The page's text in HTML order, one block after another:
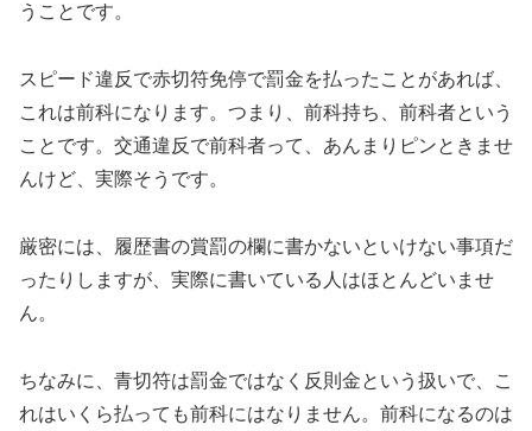
うことです。
スピード違反で赤切符免停で罰金を払ったことがあれば、
これは前科になります。つまり、前科持ち、前科者という
ことです。交通違反で前科者って、あんまりピンときませ
んけど、実際そうです。
厳密には、履歴書の賞罰の欄に書かないといけない事項だ
ったりしますが、実際に書いている人はほとんどいませ
ん。
ちなみに、青切符は罰金ではなく反則金という扱いで、こ
れはいくら払っても前科にはなりません。前科になるのは